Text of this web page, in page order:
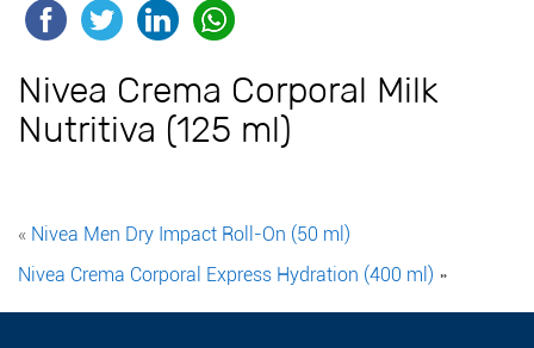
Nivea Crema Corporal Milk
Nutritiva (125 ml)
« Nivea Men Dry Impact Roll-On (50 ml)
Nivea Crema Corporal Express Hydration (400 ml) »